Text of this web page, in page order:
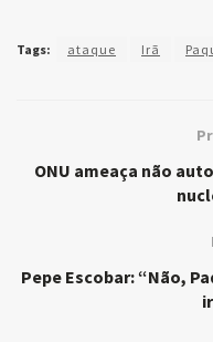
Tags: ataque Irã
ONU ameaça não
Pepe Escobar: “Não,